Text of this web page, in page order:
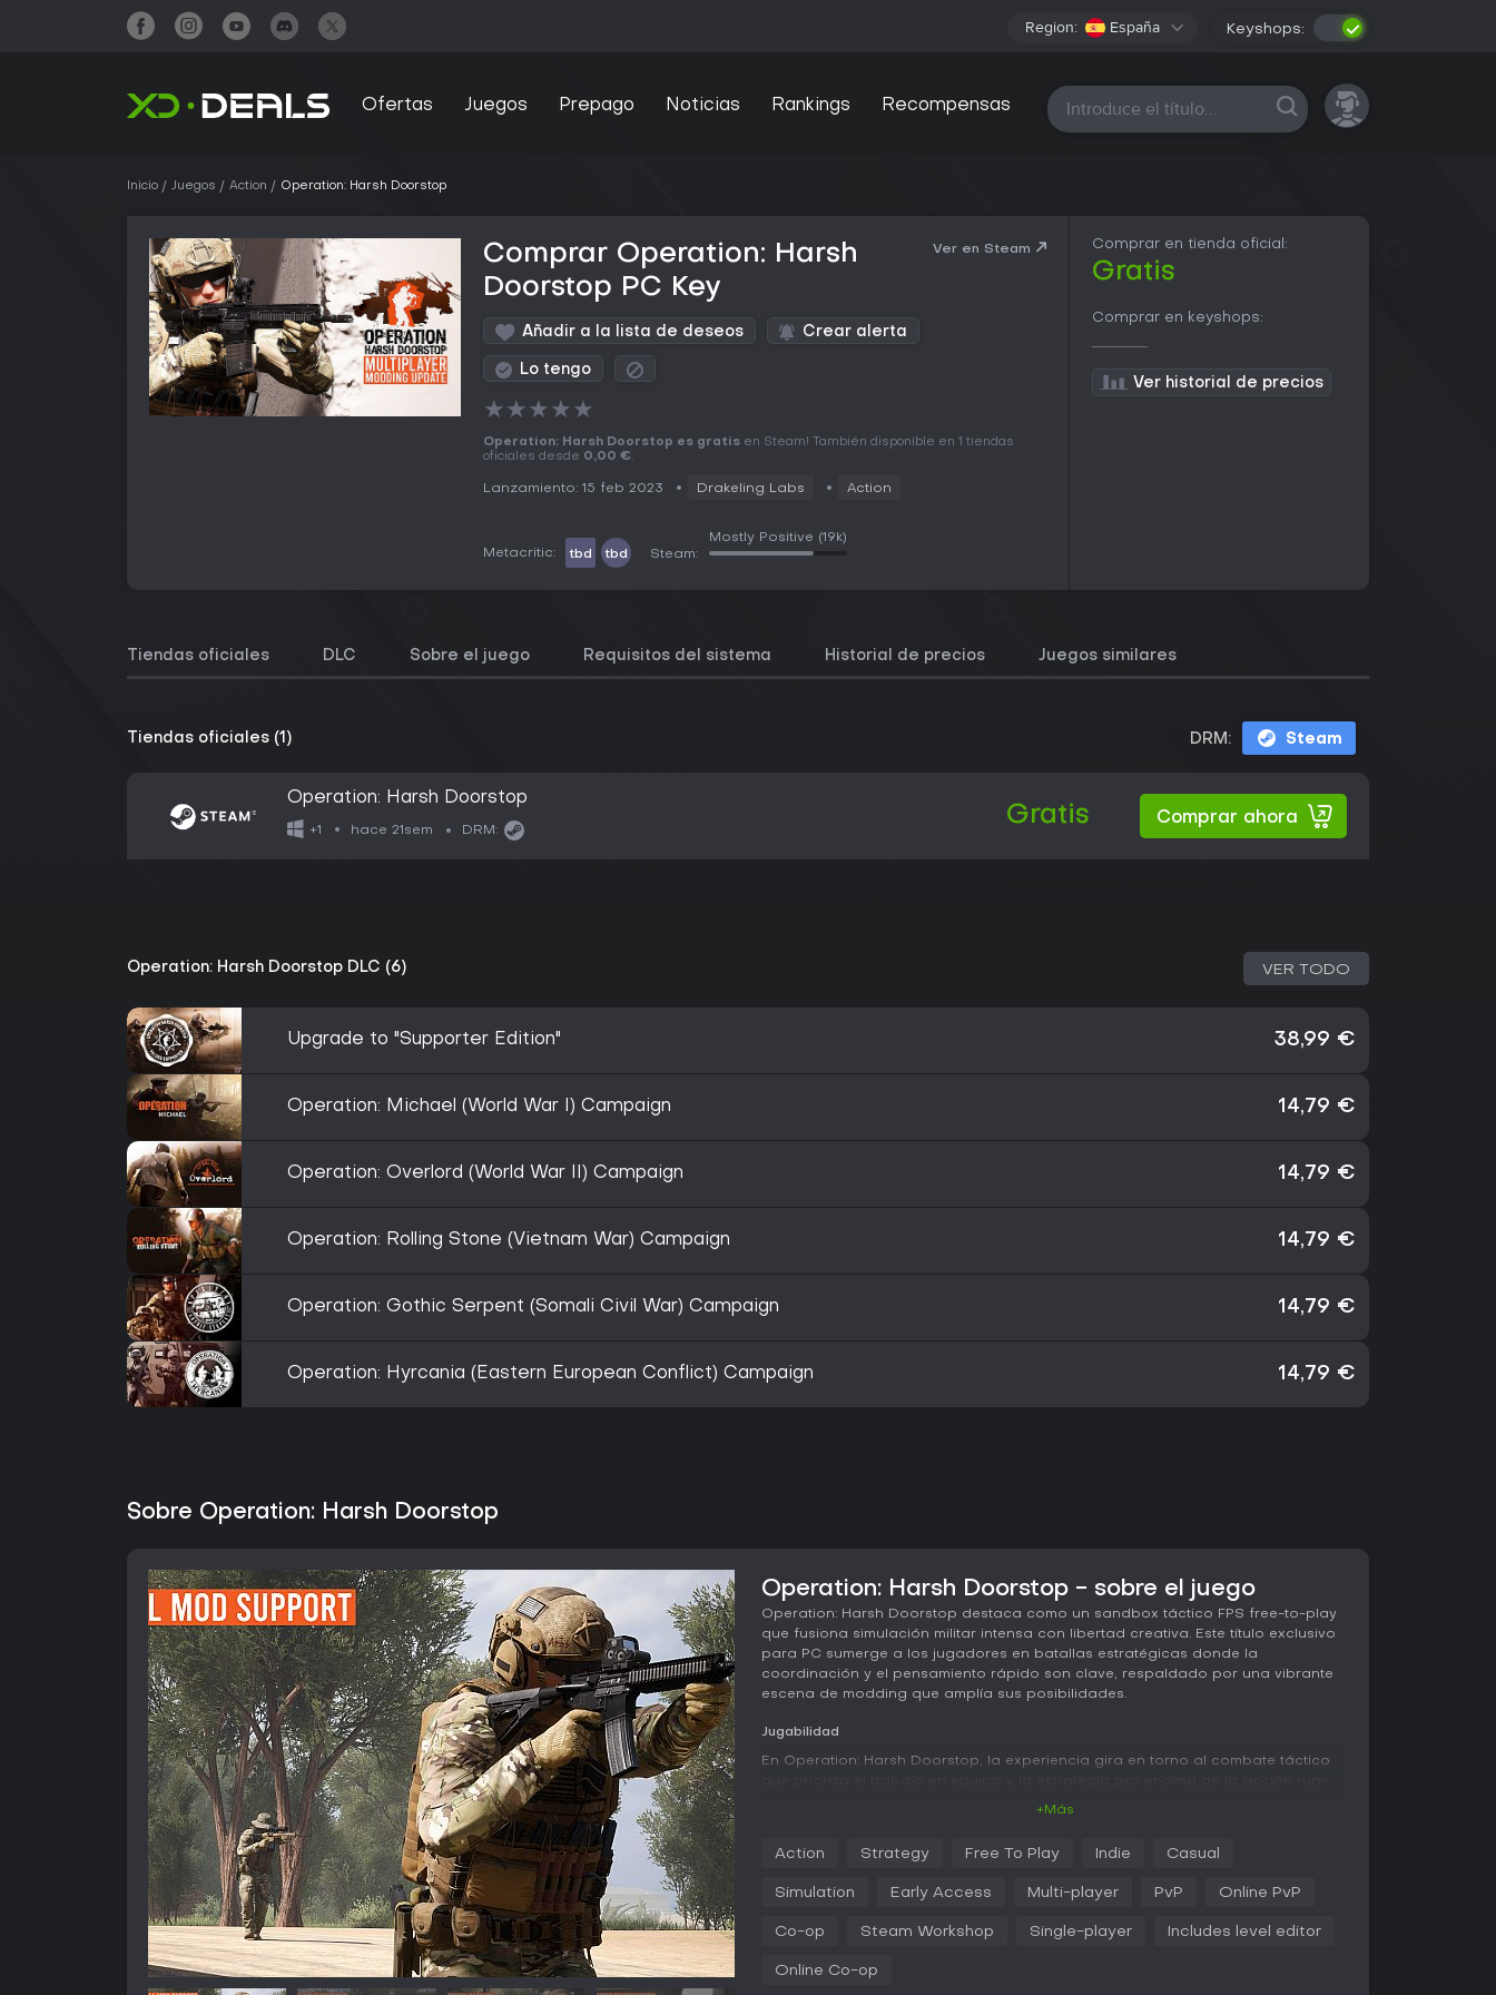
Region: España Keyshops:
Ofertas Juegos Prepago Noticias Rankings Recompensas Todas las plataformas
Inicio Juegos Action Operation: Harsh Doorstop
Comprar Operation: Harsh
Doorstop PC Key
Ver en Steam
Añadir a la lista de deseos Crear alerta
Lo tengo
★★★★★
Operation: Harsh Doorstop es gratis en Steam! También disponible en 1 tiendas
oficiales desde 0,00 €.
Lanzamiento: 15 feb 2023 Drakeling Labs Action
Metacritic: tbd tbd Steam:
Mostly Positive (19k)
Comprar en tienda oficial:
Gratis
Comprar en keyshops:
Ver historial de precios
Tiendas oficiales DLC Sobre el juego Requisitos del sistema Historial de precios Juegos similares
Tiendas oficiales (1) DRM: Steam
Operation: Harsh Doorstop
+1 hace 21sem DRM:
Gratis Comprar ahora
Operation: Harsh Doorstop DLC (6) VER TODO
Upgrade to "Supporter Edition" 38,99 €
Operation: Michael (World War I) Campaign 14,79 €
Operation: Overlord (World War II) Campaign 14,79 €
Operation: Rolling Stone (Vietnam War) Campaign 14,79 €
Operation: Gothic Serpent (Somali Civil War) Campaign 14,79 €
Operation: Hyrcania (Eastern European Conflict) Campaign 14,79 €
Sobre Operation: Harsh Doorstop
Operation: Harsh Doorstop - sobre el juego
Operation: Harsh Doorstop destaca como un sandbox táctico FPS free-to-play
que fusiona simulación militar intensa con libertad creativa. Este título exclusivo
para PC sumerge a los jugadores en batallas estratégicas donde la
coordinación y el pensamiento rápido son clave, respaldado por una vibrante
escena de modding que amplía sus posibilidades.
Jugabilidad
En Operation: Harsh Doorstop, la experiencia gira en torno al combate táctico
erigen sacos de arena, barreras y líneas de suministros para defender
para aliados cercanos, canales de escuadra para tácticas de grupo reducido
meticulosa, como fuego de supresión con armas como la M240B o convoyes
+Más
Action Strategy Free To Play Indie Casual
Simulation Early Access Multi-player PvP Online PvP
Co-op Steam Workshop Single-player Includes level editor
Online Co-op